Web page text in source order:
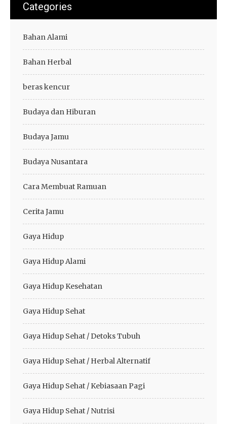
Categories
Bahan Alami
Bahan Herbal
beras kencur
Budaya dan Hiburan
Budaya Jamu
Budaya Nusantara
Cara Membuat Ramuan
Cerita Jamu
Gaya Hidup
Gaya Hidup Alami
Gaya Hidup Kesehatan
Gaya Hidup Sehat
Gaya Hidup Sehat / Detoks Tubuh
Gaya Hidup Sehat / Herbal Alternatif
Gaya Hidup Sehat / Kebiasaan Pagi
Gaya Hidup Sehat / Nutrisi